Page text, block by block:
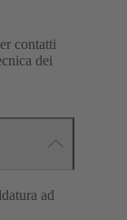
contatti
dei
ad